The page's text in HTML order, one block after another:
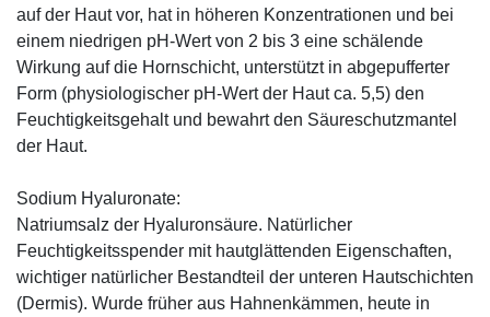
auf der Haut vor, hat in höheren Konzentrationen und bei
einem niedrigen pH-Wert von 2 bis 3 eine schälende
Wirkung auf die Hornschicht, unterstützt in abgepufferter
Form (physiologischer pH-Wert der Haut ca. 5,5) den
Feuchtigkeitsgehalt und bewahrt den Säureschutzmantel
der Haut.
Sodium Hyaluronate:
Natriumsalz der Hyaluronsäure. Natürlicher
Feuchtigkeitsspender mit hautglättenden Eigenschaften,
wichtiger natürlicher Bestandteil der unteren Hautschichten
(Dermis). Wurde früher aus Hahnenkämmen, heute in